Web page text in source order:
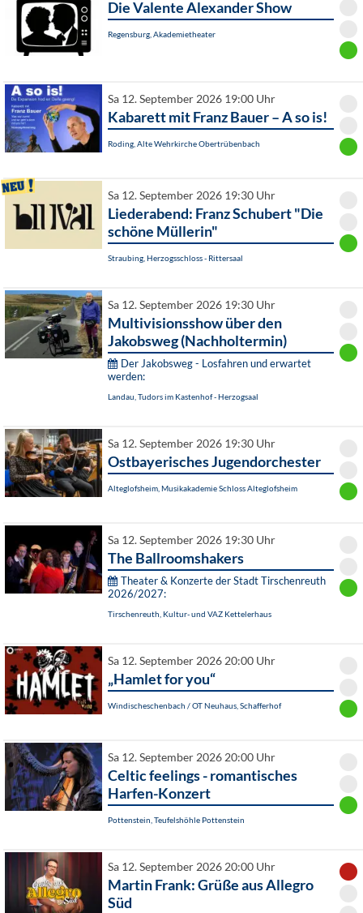
Die Valente Alexander Show
Regensburg, Akademietheater
Sa 12. September 2026 19:00 Uhr
Kabarett mit Franz Bauer – A so is!
Roding, Alte Wehrkirche Obertrübenbach
Sa 12. September 2026 19:30 Uhr
Liederabend: Franz Schubert "Die
schöne Müllerin"
Straubing, Herzogsschloss - Rittersaal
Sa 12. September 2026 19:30 Uhr
Multivisionsshow über den
Jakobsweg (Nachholtermin)
Der Jakobsweg - Losfahren und erwartet
werden:
Landau, Tudors im Kastenhof - Herzogsaal
Sa 12. September 2026 19:30 Uhr
Ostbayerisches Jugendorchester
Alteglofsheim, Musikakademie Schloss Alteglofsheim
Sa 12. September 2026 19:30 Uhr
The Ballroomshakers
Theater & Konzerte der Stadt Tirschenreuth
2026/2027:
Tirschenreuth, Kultur- und VAZ Kettelerhaus
Sa 12. September 2026 20:00 Uhr
„Hamlet for you“
Windischeschenbach / OT Neuhaus, Schafferhof
Sa 12. September 2026 20:00 Uhr
Celtic feelings - romantisches
Harfen-Konzert
Pottenstein, Teufelshöhle Pottenstein
Sa 12. September 2026 20:00 Uhr
Martin Frank: Grüße aus Allegro
Süd